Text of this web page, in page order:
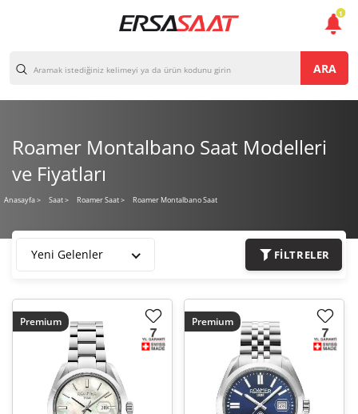
ARA
Roamer Montalbano Saat Modelleri
ve Fiyatları
Anasayfa> Saat > Roamer Saat > Roamer Montalbano Saat
Yeni Gelenler FILTRELER
Premium Premium
1